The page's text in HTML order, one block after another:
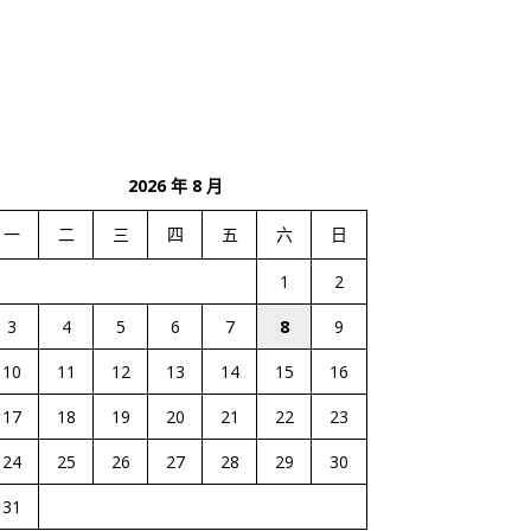
2026 年 8 月
一 二 三 四 五 六 日
1
2
3
4 5 6 7 8
9
10
11 12 13 14 15
16
17
18 19 20 21 22
23
24
25 26 27 28 29
30
31